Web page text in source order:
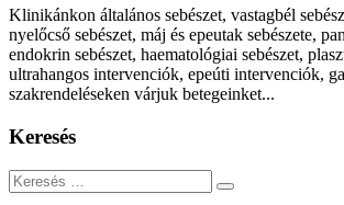
Klinikánkon általános sebészet, vastagbél
nyelőcső sebészet, máj és epeutak sebészete,
endokrin sebészet, haematológiai sebészet,
ultrahangos intervenciók, epeúti intervenciók,
szakrendeléseken várjuk betegeinket...
Keresés
Keresés